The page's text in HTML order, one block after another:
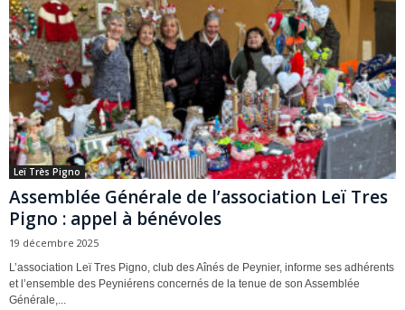
Leï Très Pigno
Assemblée Générale de l’association Leï Tres
Pigno : appel à bénévoles
19 décembre 2025
L’association Leï Tres Pigno, club des Aînés de Peynier, informe ses adhérents
et l’ensemble des Peyniérens concernés de la tenue de son Assemblée
Générale,...